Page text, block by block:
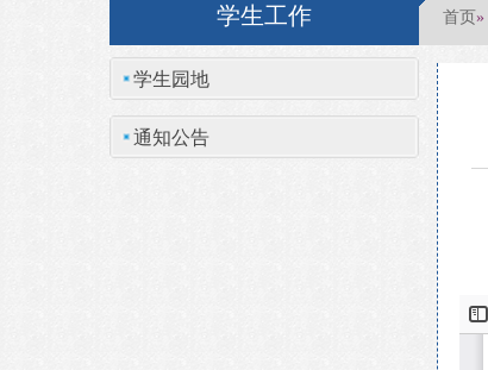
学生工作 首页»
学生园地
通知公告